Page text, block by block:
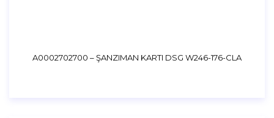
A0002702700 – ŞANZIMAN KARTI DSG W246-176-CLA